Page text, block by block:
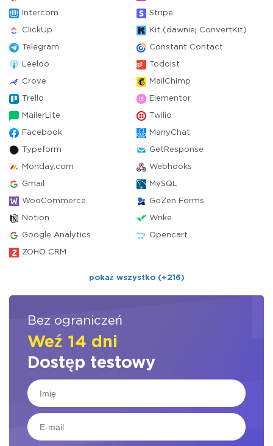
Intercom Stripe
ClickUp Kit (dawniej ConvertKit)
Telegram Constant Contact
Leeloo Todoist
Crove MailChimp
Trello Elementor
MailerLite Twilio
Facebook ManyChat
Typeform GetResponse
Monday.com Webhooks
Gmail MySQL
WooCommerce GoZen Forms
Notion Wrike
Google Analytics Opencart
ZOHO CRM
pokaż wszystko (+216)
Bez ograniczeń
Weź 14 dni
Dostęp testowy